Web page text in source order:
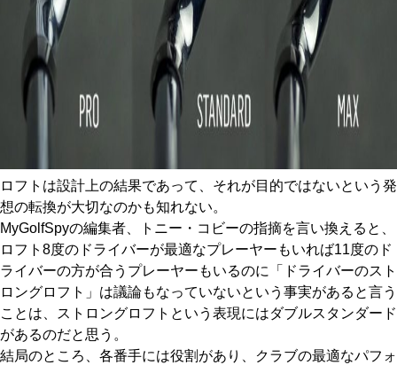
ロフトは設計上の結果であって、それが目的ではないという発
想の転換が大切なのかも知れない。
MyGolfSpyの編集者、トニー・コビーの指摘を言い換えると、
ロフト8度のドライバーが最適なプレーヤーもいれば11度のド
ライバーの方が合うプレーヤーもいるのに「ドライバーのスト
ロングロフト」は議論もなっていないという事実があると言う
ことは、ストロングロフトという表現にはダブルスタンダード
があるのだと思う。
結局のところ、各番手には役割があり、クラブの最適なパフォ